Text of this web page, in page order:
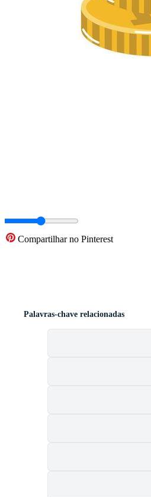
Compartilhar no Pinterest
Palavras-chave relacionadas